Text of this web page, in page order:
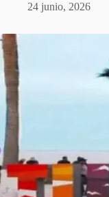
24 junio, 2026